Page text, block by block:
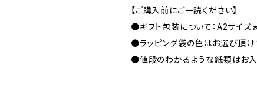
【ご購入前にご一読ください】
●ギフト包装について：A2サイズ
●ラッピング袋の色はお選び頂け
●値段のわかるような紙類はお入